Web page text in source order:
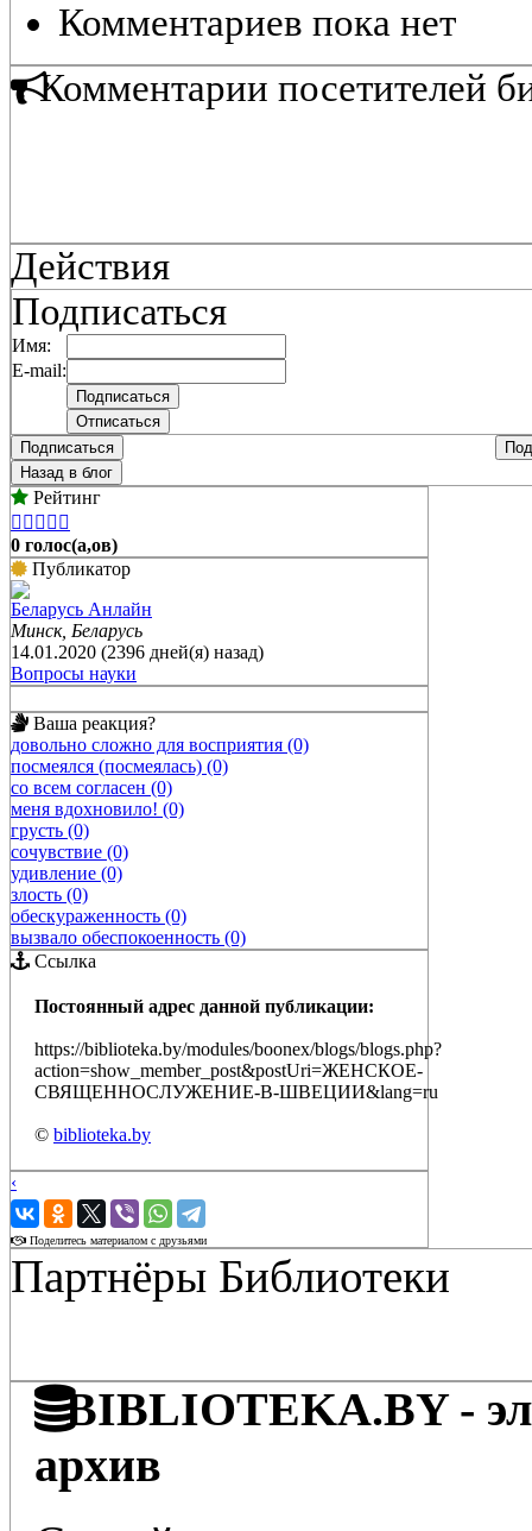
Комментариев пока нет
Комментарии посетителей
Действия
Подписаться
Имя:
E-mail:
Подписаться
Назад в блог
Рейтинг
    
0 голос(а,ов)
Публикатор
Беларусь Анлайн
Минск, Беларусь
14.01.2020 (2396 дней(я) назад)
Вопросы науки
Ваша реакция?
довольно сложно для восприятия (0)
посмеялся (посмеялась) (0)
со всем согласен (0)
меня вдохновило! (0)
грусть (0)
сочувствие (0)
удивление (0)
злость (0)
обескураженность (0)
вызвало обеспокоенность (0)
Ссылка
Постоянный адрес данной публикации:
https://biblioteka.by/modules/boonex/blogs/blogs.php?
action=show_member_post&postUri=ЖЕНСКОЕ-
СВЯЩЕННОСЛУЖЕНИЕ-В-ШВЕЦИИ&lang=ru
© biblioteka.by
‹
›
Поделитесь материалом с друзьями
Партнёры Библиотеки
BIBLIOTEKA.BY -
архив